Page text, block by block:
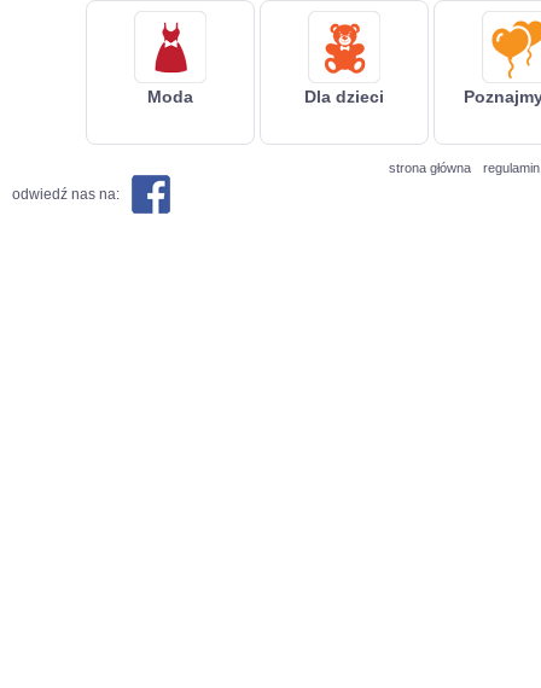
Moda Dla dzieci
strona główna regulamin
odwiedź nas na: